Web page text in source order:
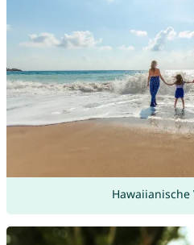
Hawaiianische